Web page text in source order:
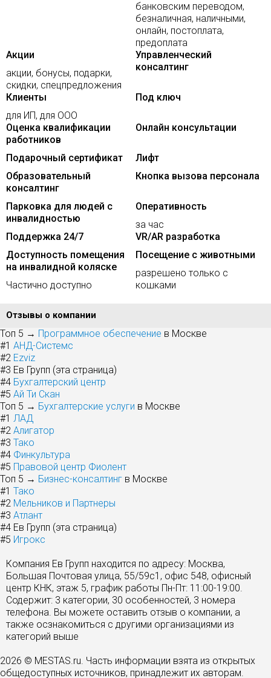
банковским переводом,
безналичная, наличными,
онлайн, постоплата,
предоплата
Акции
акции, бонусы, подарки,
скидки, спецпредложения
Управленческий
консалтинг
Клиенты
для ИП, для ООО
Под ключ
Оценка квалификации
работников
Онлайн консультации
Подарочный сертификат
Лифт
Образовательный
консалтинг
Кнопка вызова персонала
Парковка для людей с
инвалидностью
Оперативность
за час
Поддержка 24/7
VR/AR разработка
Доступность помещения
на инвалидной коляске
Частично доступно
Посещение с животными
разрешено только с
кошками
Отзывы о компании
Топ 5 → Программное обеспечение в Москве
#1 АНД-Системс
#2 Ezviz
#3 Ев Групп (эта страница)
#4 Бухгалтерский центр
#5 Ай Ти Скан
Топ 5 → Бухгалтерские услуги в Москве
#1 ЛАД
#2 Алигатор
#3 Тако
#4 Финкультура
#5 Правовой центр Фиолент
Топ 5 → Бизнес-консалтинг в Москве
#1 Тако
#2 Мельников и Партнеры
#3 Атлант
#4 Ев Групп (эта страница)
#5 Игрокс
Компания Ев Групп находится по адресу: Москва,
Большая Почтовая улица, 55/59с1, офис 548, офисный
центр КНК, этаж 5, график работы Пн-Пт: 11:00-19:00.
Содержит: 3 категории, 30 особенностей, 3 номера
телефона. Вы можете оставить отзыв о компании, а
также осзнакомиться с другими организациями из
категорий выше
2026 © MESTAS.ru. Часть информации взята из открытых
общедоступных источников, принадлежит их авторам.